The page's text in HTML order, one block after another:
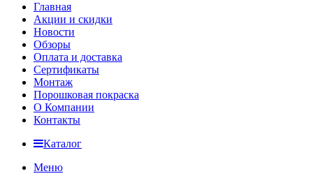
Главная
Акции и скидки
Новости
Обзоры
Оплата и доставка
Сертификаты
Монтаж
Порошковая покраска
О Компании
Контакты
Каталог
Меню